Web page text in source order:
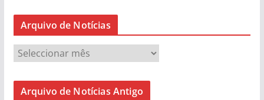
Arquivo de Notícias
q
Arquivo de Notícias Antigo